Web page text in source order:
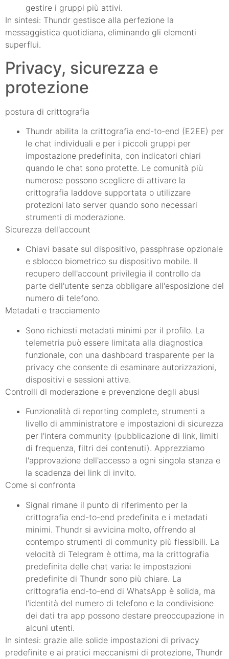
gestire i gruppi più attivi.
In sintesi: Thundr gestisce alla perfezione la
messaggistica quotidiana, eliminando gli elementi
superflui.
Privacy, sicurezza e
protezione
postura di crittografia
Thundr abilita la crittografia end-to-end (E2EE) per
le chat individuali e per i piccoli gruppi per
impostazione predefinita, con indicatori chiari
quando le chat sono protette. Le comunità più
numerose possono scegliere di attivare la
crittografia laddove supportata o utilizzare
protezioni lato server quando sono necessari
strumenti di moderazione.
Sicurezza dell'account
Chiavi basate sul dispositivo, passphrase opzionale
e sblocco biometrico su dispositivo mobile. Il
recupero dell'account privilegia il controllo da
parte dell'utente senza obbligare all'esposizione del
numero di telefono.
Metadati e tracciamento
Sono richiesti metadati minimi per il profilo. La
telemetria può essere limitata alla diagnostica
funzionale, con una dashboard trasparente per la
privacy che consente di esaminare autorizzazioni,
dispositivi e sessioni attive.
Controlli di moderazione e prevenzione degli abusi
Funzionalità di reporting complete, strumenti a
livello di amministratore e impostazioni di sicurezza
per l'intera community (pubblicazione di link, limiti
di frequenza, filtri dei contenuti). Apprezziamo
l'approvazione dell'accesso a ogni singola stanza e
la scadenza dei link di invito.
Come si confronta
Signal rimane il punto di riferimento per la
crittografia end-to-end predefinita e i metadati
minimi. Thundr si avvicina molto, offrendo al
contempo strumenti di community più flessibili. La
velocità di Telegram è ottima, ma la crittografia
predefinita delle chat varia: le impostazioni
predefinite di Thundr sono più chiare. La
crittografia end-to-end di WhatsApp è solida, ma
l'identità del numero di telefono e la condivisione
dei dati tra app possono destare preoccupazione in
alcuni utenti.
In sintesi: grazie alle solide impostazioni di privacy
predefinite e ai pratici meccanismi di protezione, Thundr